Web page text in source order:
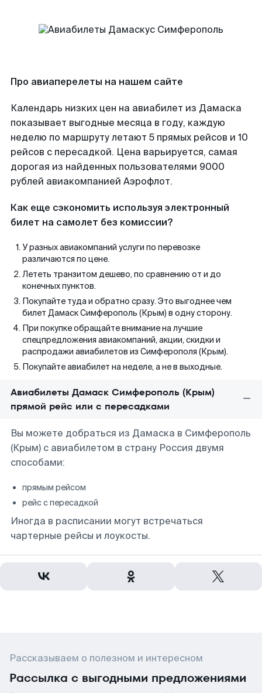
Про авиаперелеты на нашем сайте
Календарь низких цен на авиабилет из Дамаска
показывает выгодные месяца в году, каждую
неделю по маршруту летают 5 прямых рейсов и 10
рейсов с пересадкой. Цена варьируется, самая
дорогая из найденных пользователями 9000
рублей авиакомпанией Аэрофлот.
Как еще сэкономить используя электронный
билет на самолет без комиссии?
У разных авиакомпаний услуги по перевозке
различаются по цене.
Лететь транзитом дешево, по сравнению от и до
конечных пунктов.
Покупайте туда и обратно сразу. Это выгоднее чем
билет Дамаск Симферополь (Крым) в одну сторону.
При покупке обращайте внимание на лучшие
спецпредложения авиакомпаний, акции, скидки и
распродажи авиабилетов из Симферополя (Крым).
Покупайте авиабилет на неделе, а не в выходные.
Авиабилеты Дамаск Симферополь (Крым)
прямой рейс или с пересадками
Вы можете добраться из Дамаска в Симферополь
(Крым) с авиабилетом в страну Россия двумя
способами:
прямым рейсом
рейс с пересадкой
Иногда в расписании могут встречаться
чартерные рейсы и лоукосты.
Рассказываем о полезном и интересном
Рассылка с выгодными предложениями